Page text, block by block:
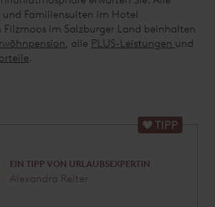
Familiensuiten im Hotel
Filzmoos im Salzburger Land beinhalten
, alle PLUS-Leistungen und
.
EIN TIPP VON URLAUBSEXPERTIN
Alexandra Reiter